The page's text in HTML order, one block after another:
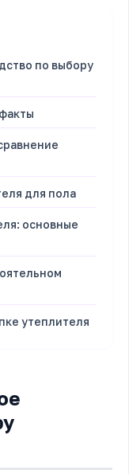
по выбору
для пола
основные
утеплителя